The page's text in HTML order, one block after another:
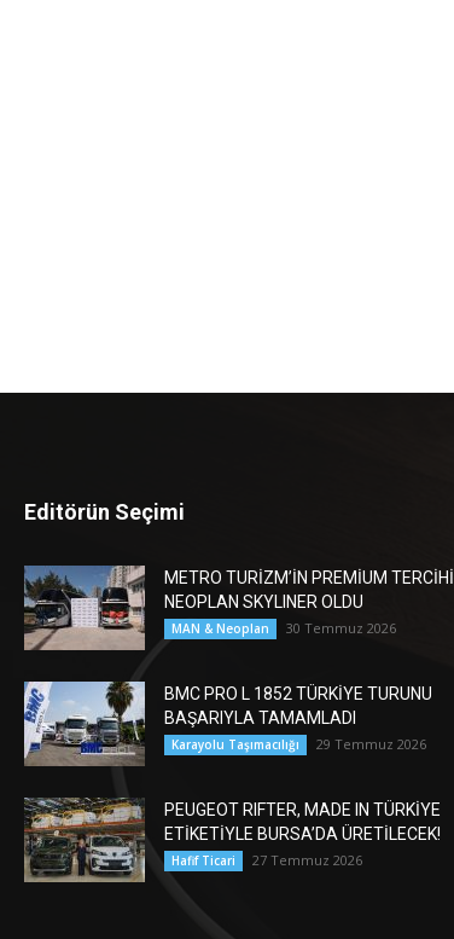
Editörün Seçimi
METRO TURİZM’İN PREMİUM TERCİHİ
NEOPLAN SKYLINER OLDU
MAN & Neoplan 30 Temmuz 2026
BMC PRO L 1852 TÜRKİYE TURUNU
BAŞARIYLA TAMAMLADI
Karayolu Taşımacılığı 29 Temmuz 2026
PEUGEOT RIFTER, MADE IN TÜRKİYE
ETİKETİYLE BURSA’DA ÜRETİLECEK!
Hafif Ticari 27 Temmuz 2026